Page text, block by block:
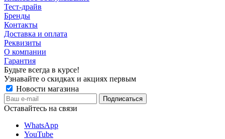
Тест-драйв
Бренды
Контакты
Доставка и оплата
Реквизиты
О компании
Гарантия
Будьте всегда в курсе!
Узнавайте о скидках и акциях первым
Новости магазина
Оставайтесь на связи
WhatsApp
YouTube